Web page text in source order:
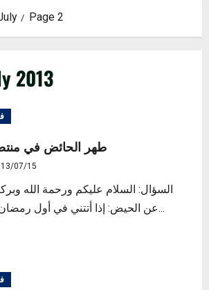
Page 2
2013
طهر الحائض في
07/15
السؤال: السلام عليكم ورحمة الله
عن الحيض: إذا أتتني في أول رمضان وانتهت في وسط...